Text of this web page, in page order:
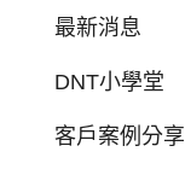
最新消息
DNT小學堂
客戶案例分享